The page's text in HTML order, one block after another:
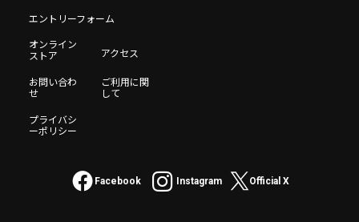
エントリーフォーム
オンライン
ストア
アクセス
お問い合わ
せ
ご利用に関
して
プライバシ
ーポリシー
Facebook Instagram Official X